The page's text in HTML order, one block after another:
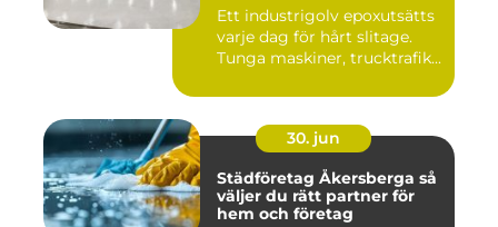
Ett industrigolv epoxutsätts
varje dag för hårt slitage.
Tunga maskiner, trucktrafik...
30. jun
Städföretag Åkersberga så
väljer du rätt partner för
hem och företag